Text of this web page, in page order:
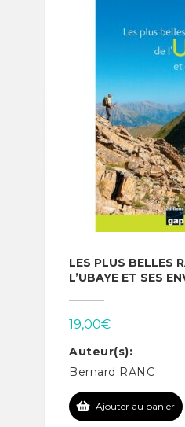
LES PLUS BELLES
L’UBAYE ET SES
19,00€
Auteur(s):
Bernard RANC
Ajouter au panier